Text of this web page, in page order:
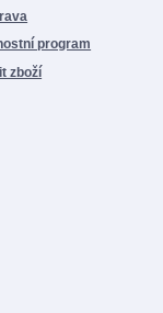
program
zboží